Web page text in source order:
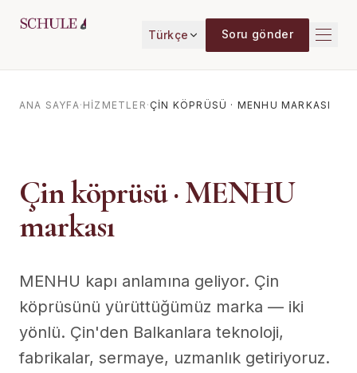
Türkçe Soru gönder
ANA SAYFA· HIZMETLER · ÇIN KÖPRÜSÜ · MENHU MARKASI
Çin köprüsü · MENHU
markası
MENHU kapı anlamına geliyor. Çin
köprüsünü yürüttüğümüz marka — iki
yönlü. Çin'den Balkanlara teknoloji,
fabrikalar, sermaye, uzmanlık getiriyoruz.